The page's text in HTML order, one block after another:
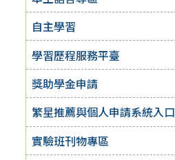
自主學習
學習歷程服務平臺
獎助學金申請
繁星推薦與個人申請系統入口
實驗班刊物專區